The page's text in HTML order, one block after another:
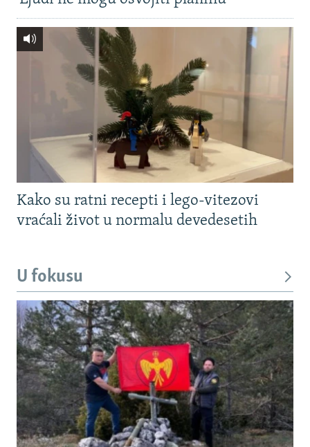
Kako su ratni recepti i lego-vitezovi
vraćali život u normalu devedesetih
U fokusu